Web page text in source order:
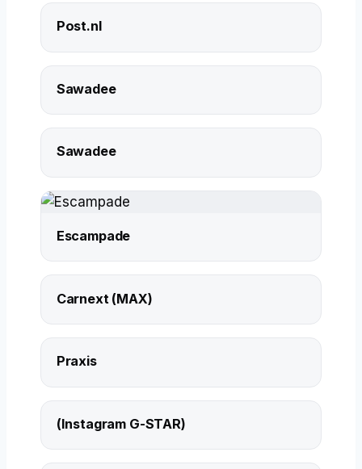
Post.nl
Sawadee
Sawadee
Escampade
Carnext (MAX)
Praxis
(Instagram G-STAR)